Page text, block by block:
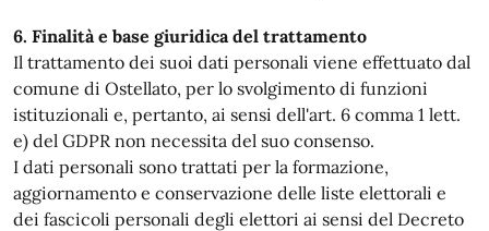
6. Finalità e base giuridica del trattamento
Il trattamento dei suoi dati personali viene effettuato dal
comune di Ostellato, per lo svolgimento di funzioni
istituzionali e, pertanto, ai sensi dell'art. 6 comma 1 lett.
e) del GDPR non necessita del suo consenso.
I dati personali sono trattati per la formazione,
aggiornamento e conservazione delle liste elettorali e
dei fascicoli personali degli elettori ai sensi del Decreto